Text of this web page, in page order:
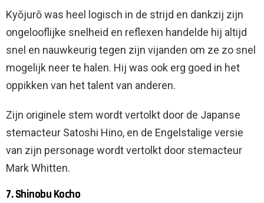
Kyōjurō was heel logisch in de strijd en dankzij zijn
ongelooflijke snelheid en reflexen handelde hij altijd
snel en nauwkeurig tegen zijn vijanden om ze zo snel
mogelijk neer te halen. Hij was ook erg goed in het
oppikken van het talent van anderen.
Zijn originele stem wordt vertolkt door de Japanse
stemacteur Satoshi Hino, en de Engelstalige versie
van zijn personage wordt vertolkt door stemacteur
Mark Whitten.
7. Shinobu Kocho